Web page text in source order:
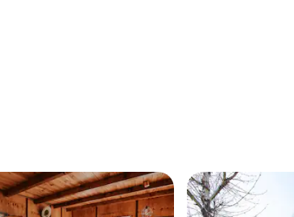
de 5, 47 avaliações